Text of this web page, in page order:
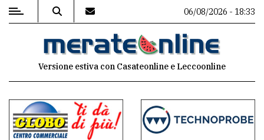
MENU
commenti
06/08/2026 - 18:33
Versione estiva con Casateonline e Leccoonline